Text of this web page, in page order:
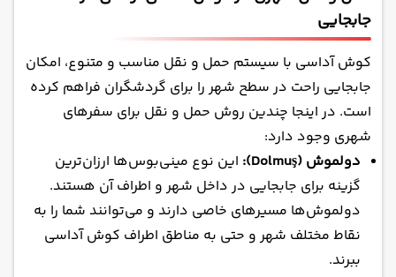
جابجایی
کوش آداسی با سیستم حمل و نقل مناسب و متنوع، امکان
جابجایی راحت در سطح شهر را برای گردشگران فراهم کرده
است. در اینجا چندین روش حمل و نقل برای سفرهای
شهری وجود دارد:
دولموش (Dolmuş):
این نوع مینی‌بوس‌ها ارزان‌ترین
گزینه برای جابجایی در داخل شهر و اطراف آن هستند.
دولموش‌ها مسیرهای خاصی دارند و می‌توانند شما را به
نقاط مختلف شهر و حتی به مناطق اطراف کوش آداسی
ببرند.